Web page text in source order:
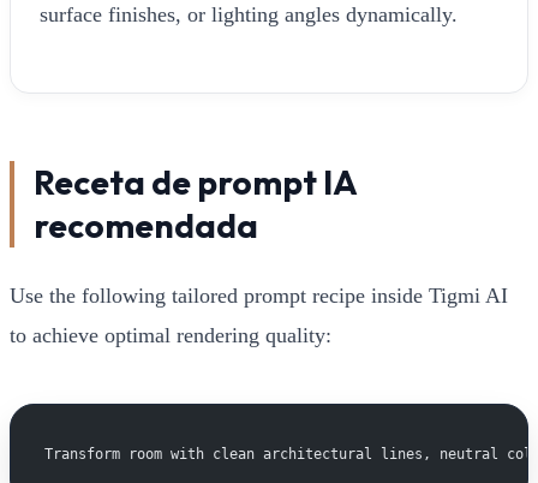
surface finishes, or lighting angles dynamically.
Receta de prompt IA
recomendada
Use the following tailored prompt recipe inside Tigmi AI
to achieve optimal rendering quality:
Transform room with clean architectural lines, neutral